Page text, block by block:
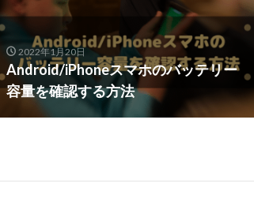
2022年1月20日
Android/iPhoneスマホのバッテリー
容量を確認する方法